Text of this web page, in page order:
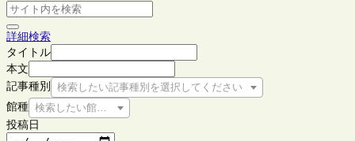
詳細検索
タイトル
本文
記事種別
検索したい記事種別を選択してください
館種 検索したい館種を選択してください
投稿日